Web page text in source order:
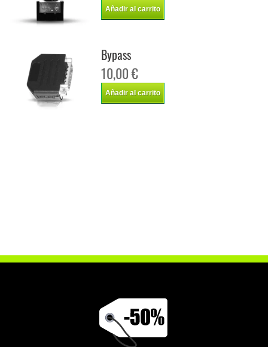
Añadir al carrito
Bypass
10,00 €
Añadir al carrito